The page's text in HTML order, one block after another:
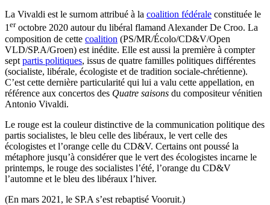
La Vivaldi est le surnom attribué à la coalition fédérale constituée le
1eroctobre 2020 autour du libéral flamand Alexander De Croo. La
composition de cette coalition (PS/MR/Écolo/CD&V/Open
VLD/SP.A/Groen) est inédite. Elle est aussi la première à compter
sept partis politiques, issus de quatre familles politiques différentes
(socialiste, libérale, écologiste et de tradition sociale-chrétienne).
C’est cette dernière particularité qui lui a valu cette appellation, en
référence aux concertos des Quatre saisons du compositeur vénitien
Antonio Vivaldi.
Le rouge est la couleur distinctive de la communication politique des
partis socialistes, le bleu celle des libéraux, le vert celle des
écologistes et l’orange celle du CD&V. Certains ont poussé la
métaphore jusqu’à considérer que le vert des écologistes incarne le
printemps, le rouge des socialistes l’été, l’orange du CD&V
l’automne et le bleu des libéraux l’hiver.
(En mars 2021, le SP.A s’est rebaptisé Vooruit.)